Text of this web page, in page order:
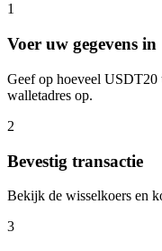
1
Voer uw gegevens in
Geef op hoeveel
walletadres op.
2
Bevestig transactie
Bekijk de wisselkoers en
3